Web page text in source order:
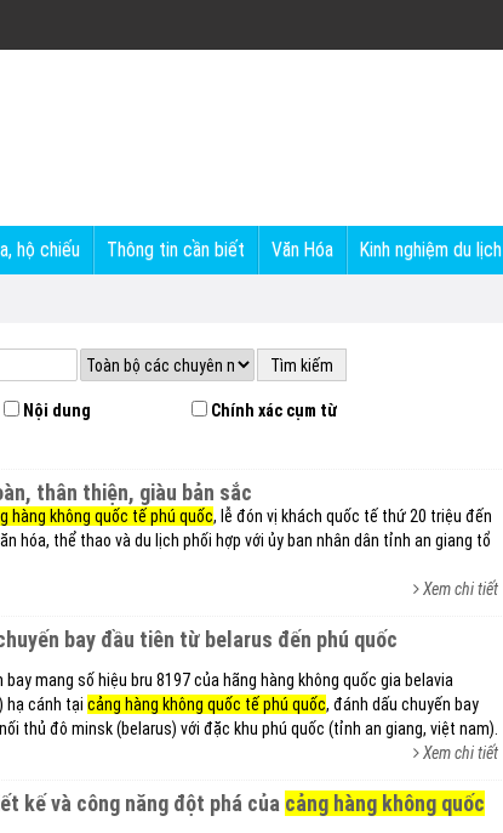
hộ chiếu Thông tin cần biết Văn Hóa Kinh nghiệm du lịch
Nội dung Chính xác cụm từ
thân thiện, giàu bản sắc
hàng không quốc tế phú quốc, lễ đón vị khách quốc tế thứ 20 triệu đến
hóa, thể thao và du lịch phối hợp với ủy ban nhân dân tỉnh an giang tổ
Xem chi tiết
chuyến bay đầu tiên từ belarus đến phú quốc
mang số hiệu bru 8197 của hãng hàng không quốc gia belavia
hạ cánh tại cảng hàng không quốc tế phú quốc, đánh dấu chuyến bay
thủ đô minsk (belarus) với đặc khu phú quốc (tỉnh an giang, việt nam).
Xem chi tiết
kế và công năng đột phá của cảng hàng không quốc